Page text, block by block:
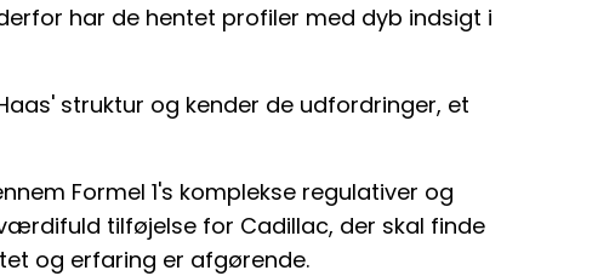
har de hentet profiler med dyb indsigt i
struktur og kender de udfordringer, et
Formel 1's komplekse regulativer og
tilføjelse for Cadillac, der skal finde
og erfaring er afgørende.